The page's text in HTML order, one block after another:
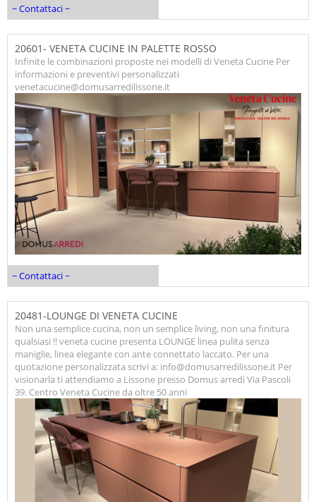
~ Contattaci ~
20601- VENETA CUCINE IN PALETTE ROSSO
Infinite le combinazioni proposte nei modelli di Veneta Cucine Per
informazioni e preventivi personalizzati
venetacucine@domusarredilissone.it
~ Contattaci ~
20481-LOUNGE DI VENETA CUCINE
Non una semplice cucina, non un semplice living, non una finitura
qualsiasi !! veneta cucine presenta LOUNGE linea pulita senza
maniglie, linea elegante con ante connettato laccato. Per una
quotazione personalizzata scrivi a: info@domusarredilissone.it Per
visionarla ti attendiamo a Lissone presso Domus arredi Via Pascoli
39. Centro Veneta Cucine da oltre 50 anni